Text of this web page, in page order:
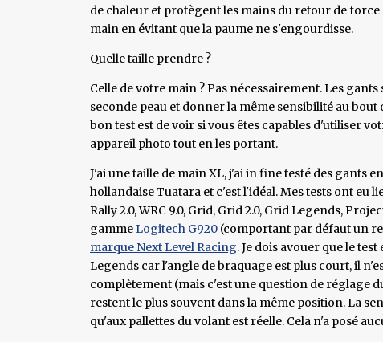
de chaleur et protègent les mains du retour de
main en évitant que la paume ne s'engourdisse.
Quelle taille prendre ?
Celle de votre main ? Pas nécessairement. Les
seconde peau et donner la même sensibilité au
bon test est de voir si vous êtes capables d'utiliser
appareil photo tout en les portant.
J'ai une taille de main XL, j'ai in fine testé des gants
hollandaise Tuatara et c'est l'idéal. Mes tests ont eu
Rally 2.0, WRC 9.0, Grid, Grid 2.0, Grid Legends,
gammeLogitech G920 (comportant par défaut un
marque Next Level Racing. Je dois avouer que le
Legends car l'angle de braquage est plus court, il
complètement (mais c'est une question de réglage
restent le plus souvent dans la même position. La
qu'aux pallettes du volant est réelle. Cela n'a posé